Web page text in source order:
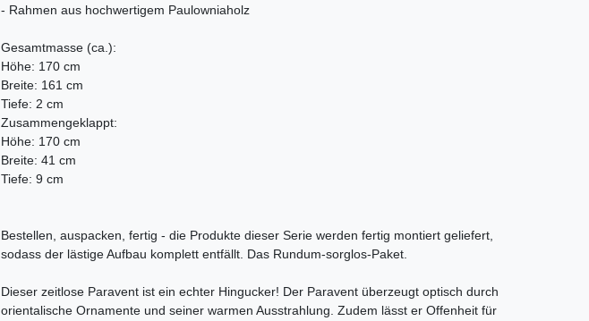
- Rahmen aus hochwertigem Paulowniaholz
Gesamtmasse (ca.):
Höhe: 170 cm
Breite: 161 cm
Tiefe: 2 cm
Zusammengeklappt:
Höhe: 170 cm
Breite: 41 cm
Tiefe: 9 cm
Bestellen, auspacken, fertig - die Produkte dieser Serie werden fertig montiert geliefert,
sodass der lästige Aufbau komplett entfällt. Das Rundum-sorglos-Paket.
Dieser zeitlose Paravent ist ein echter Hingucker! Der Paravent überzeugt optisch durch
orientalische Ornamente und seiner warmen Ausstrahlung. Zudem lässt er Offenheit für